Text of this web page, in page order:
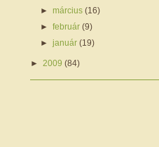
►március(16)
►február(9)
►január(19)
► 2009 (84)